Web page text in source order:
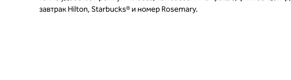
завтрак Hilton, Starbucks® и номер Rosemary.